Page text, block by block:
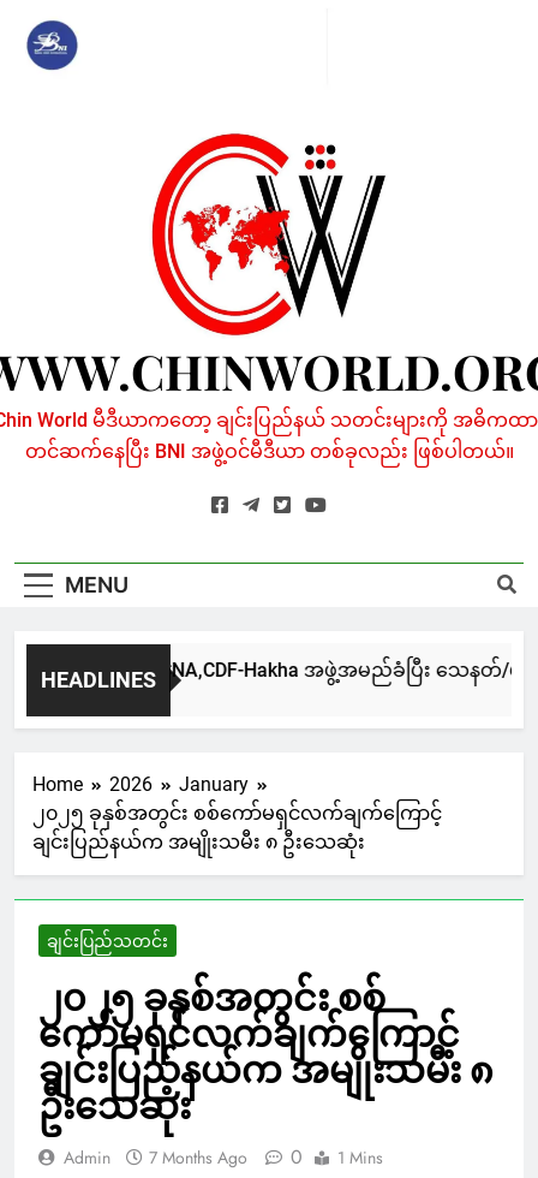
content
World မီဒီယာကတော့ ချင်းပြည်နယ် သတင်းများကို အဓိကထာ
တင်ဆက်နေပြီး BNI အဖွဲ့ဝင်မီဒီယာ တစ်ခုလည်း ဖြစ်ပါတယ်။
MENU
HEADLINES
ဟားခါးမြို့မှာ CNA,CDF-Hakha အဖွဲ့အမည်ခံပြီး သေနတ်/
3 Hours Ago
Home 2026
January
၂၀၂၅ ခုနှစ်အတွင်း စစ်ကော်မရှင်လက်ချက်ကြောင့်
ချင်းပြည်နယ်က အမျိုးသမီး ၈ ဦးသေဆုံး
ချင်းပြည်သတင်း
၂၀၂၅ ခုနှစ်အတွင်း စစ်
ကော်မရှင်လက်ချက်ကြောင့်
ချင်းပြည်နယ်က အမျိုးသမီး ၈
ဦးသေဆုံး
Admin 7 Months Ago 0 1 Mins